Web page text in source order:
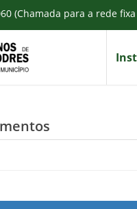
(Chamada para a rede